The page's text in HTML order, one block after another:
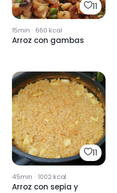
11
15min · 660 kcal
Arroz con gambas
11
45min · 1002kcal
Arroz con sepia y